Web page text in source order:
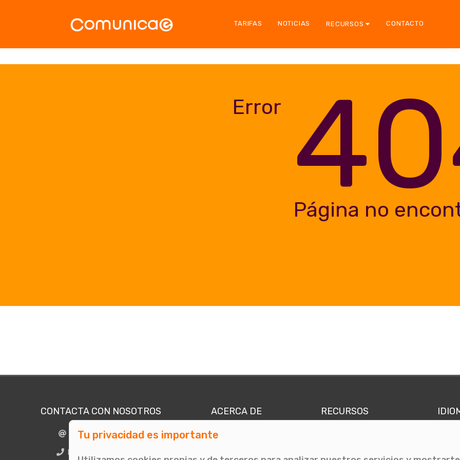
TARIFAS NOTICIAS RECURSOS CONTACTO
Error
Página no
CONTACTA CON NOSOTROS
info@comunicae.com
BCN + 34 931 702 774
ACERCA DE
Quiénes somos
RECURSOS
Tu privacidad es importante